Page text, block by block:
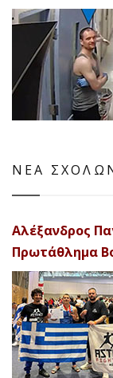
ΝΕΑ
Αλέξανδρος
Πρωτάθλημα